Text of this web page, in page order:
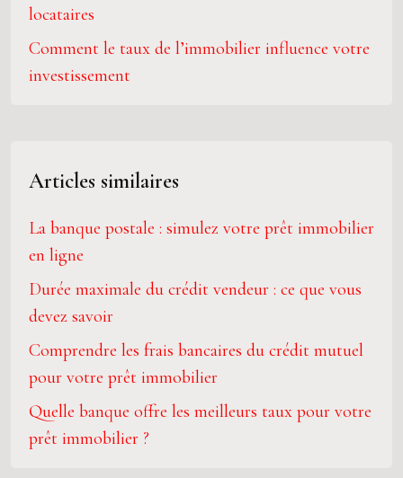
locataires
Comment le taux de l’immobilier influence votre
investissement
Articles similaires
La banque postale : simulez votre prêt immobilier
en ligne
Durée maximale du crédit vendeur : ce que vous
devez savoir
Comprendre les frais bancaires du crédit mutuel
pour votre prêt immobilier
Quelle banque offre les meilleurs taux pour votre
prêt immobilier ?